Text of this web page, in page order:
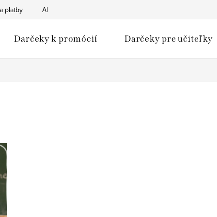
platby Ako nakupovať
Darčeky k promócií Darčeky pre učiteľky